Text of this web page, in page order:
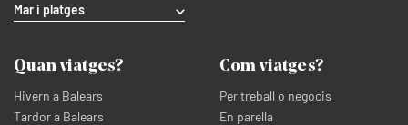
Mar i platges
Quan viatges?
Hivern a Balears
Tardor a Balears
Com viatges?
Per treball o negocis
En parella